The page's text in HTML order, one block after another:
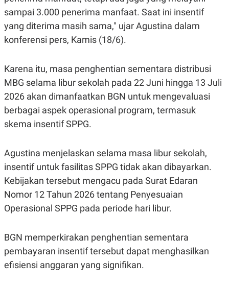
C
A
D
E
Y
L
E
S
.
L
A
G
A
N
A
E
A
K
K
I
E
J
A
E
T
N
E
P
A
R
A
D
V
T
I
S
N
sampai 3.000 penerima manfaat. Saat ini insentif
yang diterima masih sama," ujar Agustina dalam
konferensi pers, Kamis (18/6).
Karena itu, masa penghentian sementara distribusi
MBG selama libur sekolah pada 22 Juni hingga 13 Juli
2026 akan dimanfaatkan BGN untuk mengevaluasi
berbagai aspek operasional program, termasuk
skema insentif SPPG.
Agustina menjelaskan selama masa libur sekolah,
insentif untuk fasilitas SPPG tidak akan dibayarkan.
Kebijakan tersebut mengacu pada Surat Edaran
Nomor 12 Tahun 2026 tentang Penyesuaian
Operasional SPPG pada periode hari libur.
BGN memperkirakan penghentian sementara
pembayaran insentif tersebut dapat menghasilkan
efisiensi anggaran yang signifikan.